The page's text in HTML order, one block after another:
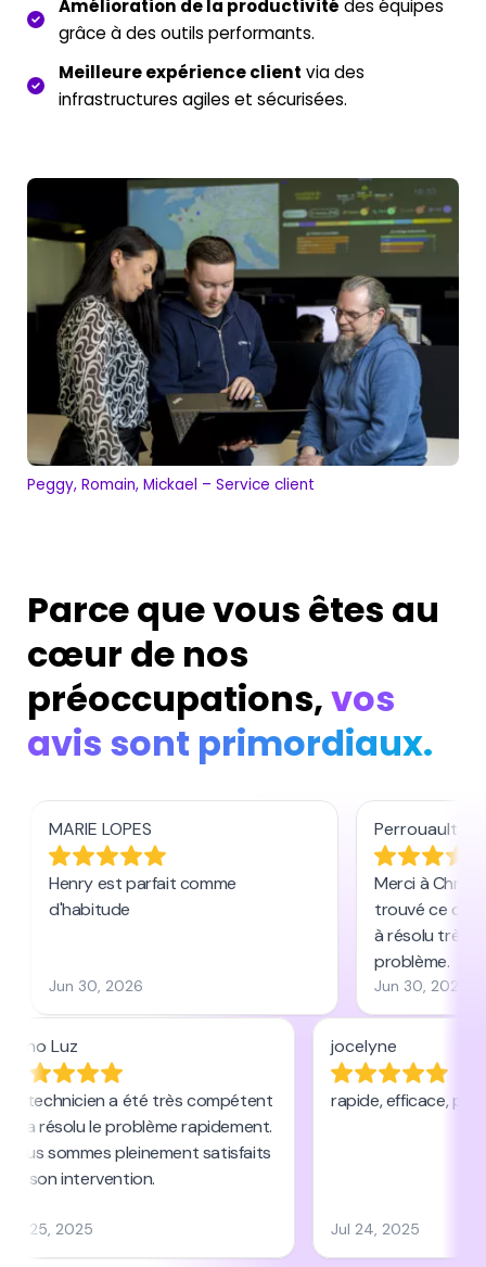
Amélioration de la productivité des équipes
grâce à des outils performants.
Meilleure expérience client via des
infrastructures agiles et sécurisées.
Peggy, Romain, Mickael – Service client
Parce que vous êtes au
cœur de nos
préoccupations,vos
avis sont primordiaux.